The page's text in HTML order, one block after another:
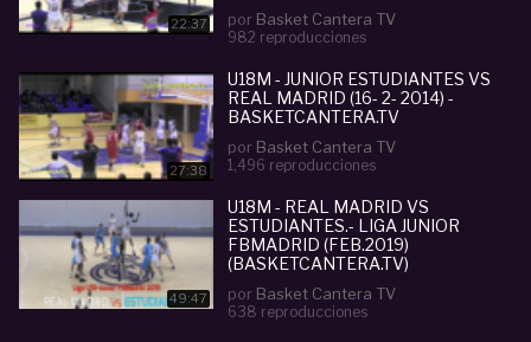
22:37 por Basket Cantera TV
982 reproducciones
27:38
U18M - JUNIOR ESTUDIANTES VS
REAL MADRID (16- 2- 2014) -
BASKETCANTERA.TV
por Basket Cantera TV
1,496 reproducciones
49:47
U18M - REAL MADRID VS
ESTUDIANTES.- LIGA JUNIOR
FBMADRID (FEB.2019)
(BASKETCANTERA.TV)
por Basket Cantera TV
638 reproducciones